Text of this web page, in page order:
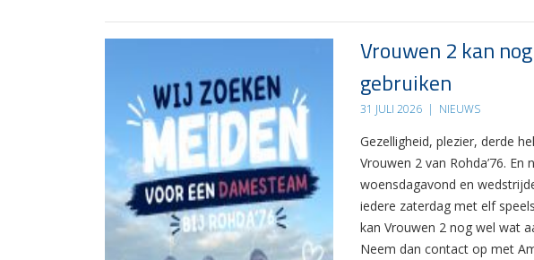
Vrouwen 2 kan
gebruiken
31 JULI 2026 | NIEUWS
Gezelligheid, plezier, derde
Vrouwen 2 van Rohda’76.
woensdagavond en
iedere zaterdag met elf
kan Vrouwen 2 nog wel wat
Neem dan contact op met